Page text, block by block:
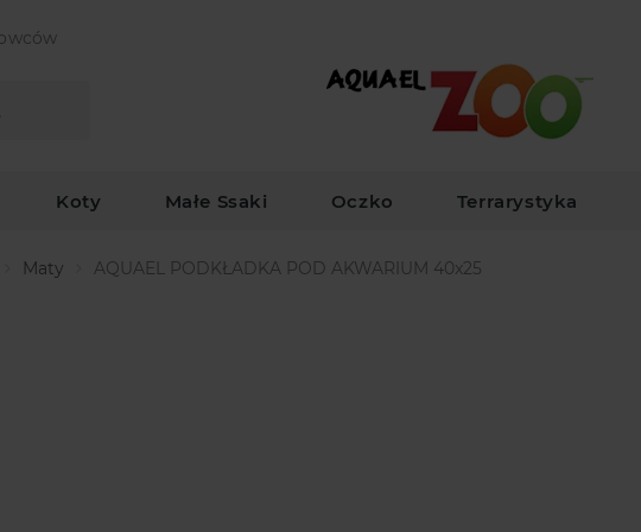
Koty Małe Ssaki Oczko Terrarystyka
Maty AQUAEL PODKŁADKA POD AKWARIUM 40x25